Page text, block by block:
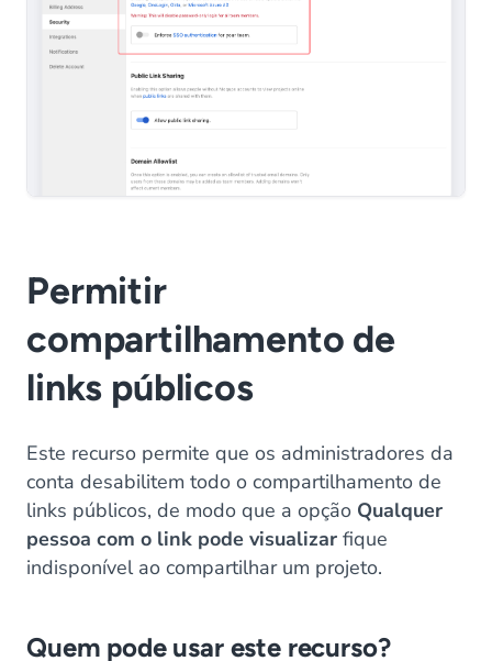
Permitir
compartilhamento de
links públicos
Este recurso permite que os administradores da
conta desabilitem todo o compartilhamento de
links públicos, de modo que a opção Qualquer
pessoa com o link pode visualizar fique
indisponível ao compartilhar um projeto.
Quem pode usar este recurso?